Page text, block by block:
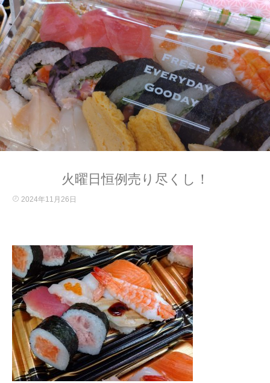
火曜日恒例売り尽くし！
2024年11月26日